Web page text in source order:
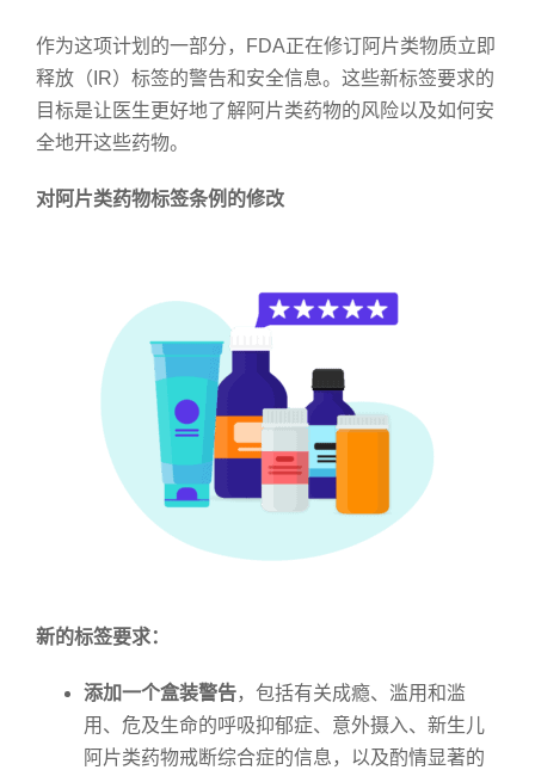
作为这项计划的一部分，FDA正在修订阿片类物质立即
释放（IR）标签的警告和安全信息。这些新标签要求的
目标是让医生更好地了解阿片类药物的风险以及如何安
全地开这些药物。
对阿片类药物标签条例的修改
新的标签要求：
添加一个盒装警告，包括有关成瘾、滥用和滥
用、危及生命的呼吸抑郁症、意外摄入、新生儿
阿片类药物戒断综合症的信息，以及酌情显著的